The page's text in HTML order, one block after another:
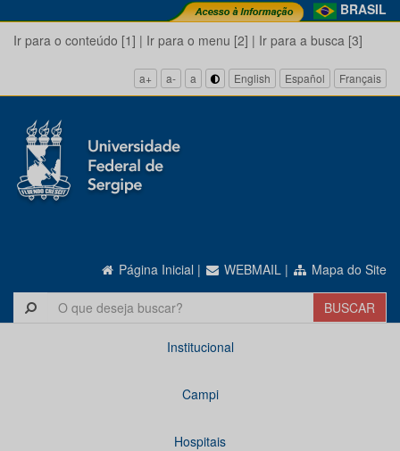
BRASIL
Ir para o conteúdo [1] | Ir para o menu [2] | Ir para a busca [3]
a+ a- a English Español Français
Página Inicial | WEBMAIL | Mapa do Site
Institucional
Campi
Hospitais